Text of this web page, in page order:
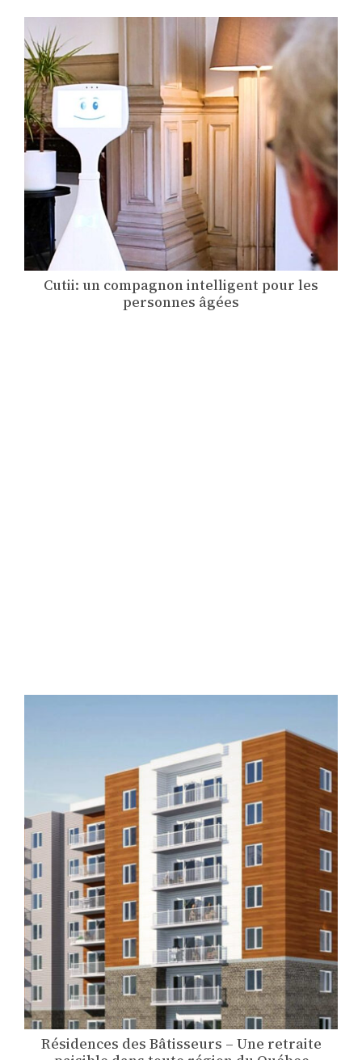
Cutii: un compagnon intelligent pour les
personnes âgées
Résidences des Bâtisseurs – Une retraite